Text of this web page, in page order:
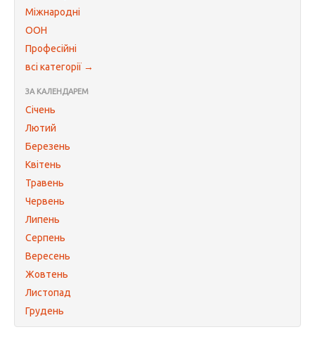
Міжнародні
ООН
Професійні
всі категорії →
ЗА КАЛЕНДАРЕМ
Січень
Лютий
Березень
Квітень
Травень
Червень
Липень
Серпень
Вересень
Жовтень
Листопад
Грудень